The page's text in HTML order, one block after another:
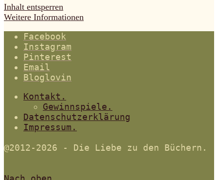
Inhalt entsperren
Weitere Informationen
Facebook
Instagram
Pinterest
Email
Bloglovin
Kontakt.
Gewinnspiele.
Datenschutzerklärung
Impressum.
@2012-2026 - Die Liebe zu den Büchern.